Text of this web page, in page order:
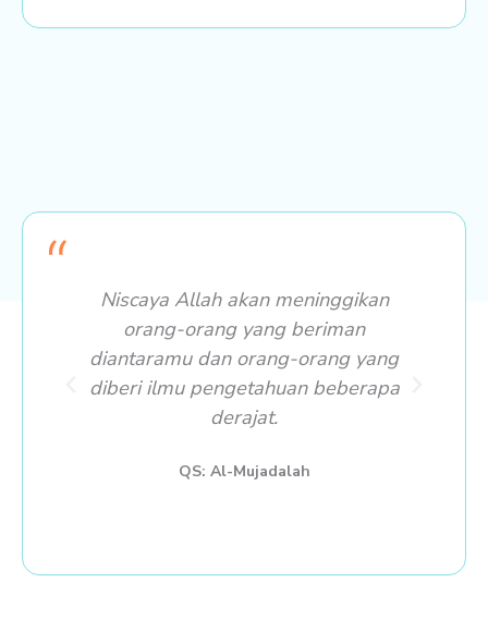
Niscaya Allah akan meninggikan
orang-orang yang beriman
diantaramu dan orang-orang yang
diberi ilmu pengetahuan beberapa
derajat.
QS: Al-Mujadalah